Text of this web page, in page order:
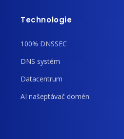
Technologie
100% DNSSEC
DNS systém
Datacentrum
AI našeptávač domén